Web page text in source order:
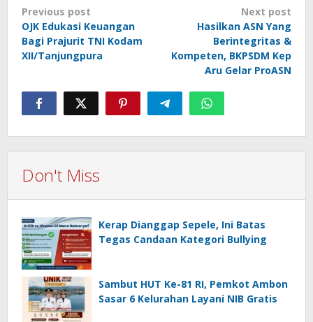
Post
navigation
Previous post
OJK Edukasi Keuangan
Bagi Prajurit TNI Kodam
XII/Tanjungpura
Next post
Hasilkan ASN Yang
Berintegritas &
Kompeten, BKPSDM Kep
Aru Gelar ProASN
Don't Miss
Kerap Dianggap Sepele, Ini Batas
Tegas Candaan Kategori Bullying
Sambut HUT Ke-81 RI, Pemkot Ambon
Sasar 6 Kelurahan Layani NIB Gratis